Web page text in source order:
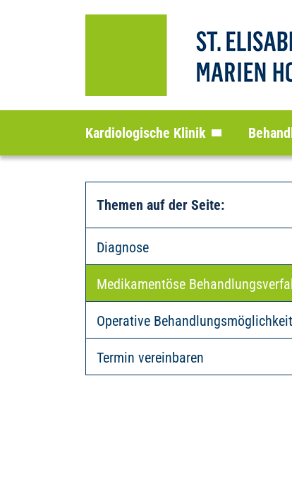
Kardiologische Klinik
Themen auf der Seite:
Diagnose
Medikamentöse
Operative
Termin vereinbaren